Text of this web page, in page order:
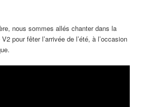
nous sommes allés chanter dans la
pour fêter l’arrivée de l’été, à l’occasion